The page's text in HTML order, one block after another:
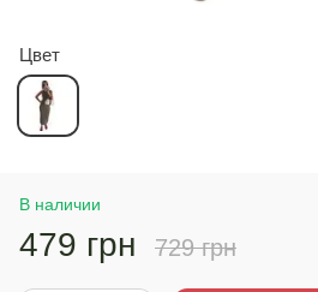
Цвет
В наличии
479 грн 729 грн